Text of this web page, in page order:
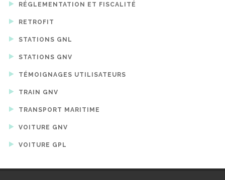
RÉGLEMENTATION ET FISCALITÉ
RETROFIT
STATIONS GNL
STATIONS GNV
TÉMOIGNAGES UTILISATEURS
TRAIN GNV
TRANSPORT MARITIME
VOITURE GNV
VOITURE GPL